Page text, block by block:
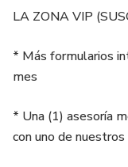
LA ZONA VIP
* Más formularios
mes
* Una (1) asesoría
con uno de